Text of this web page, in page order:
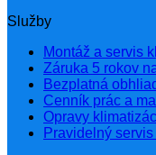
Služby
Montáž a servis
Záruka 5 rokov
Bezplatná
Cenník prác a
Opravy
Pravidelný